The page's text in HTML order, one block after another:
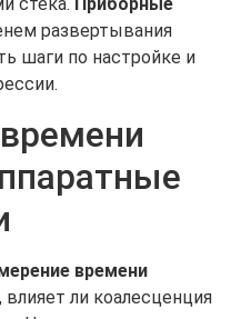
развертывания
шаги по настройке и
времени
ли коалесценция